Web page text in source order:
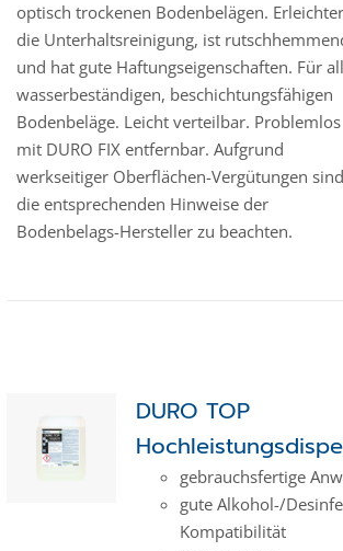
optisch trockenen Bodenbelägen.
die Unterhaltsreinigung, ist
und hat gute Haftungseigenschaften. Für
wasserbeständigen, beschichtungsfähigen
Bodenbeläge. Leicht verteilbar. Problemlos
mit DURO FIX entfernbar. Aufgrund
werkseitiger Oberflächen-Vergütungen sind
die entsprechenden Hinweise der
Bodenbelags-Hersteller zu beachten.
DURO TOP
gebrauchsfertige
gute Alkohol-/
Kompatibilität